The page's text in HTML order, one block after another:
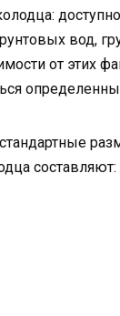
вод,
от этих
составляют: